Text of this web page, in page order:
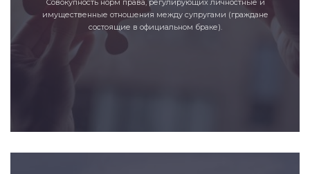
Совокупность норм права, регулирующих личностные и
имущественные отношения между супругами (граждане
состоящие в официальном браке).